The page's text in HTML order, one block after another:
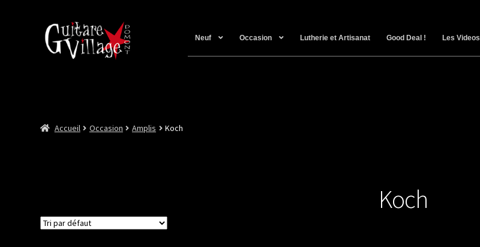
Neuf Occasion Lutherie et Artisanat Good Deal ! Les Videos
Accueil Occasion Amplis Koch
Koch